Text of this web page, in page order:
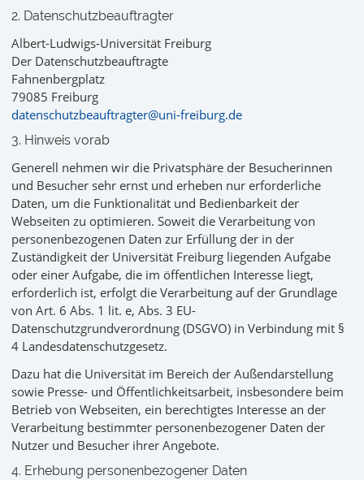
2. Datenschutzbeauftragter
Albert-Ludwigs-Universität Freiburg
Der Datenschutzbeauftragte
Fahnenbergplatz
79085 Freiburg
datenschutzbeauftragter@uni-freiburg.de
3. Hinweis vorab
Generell nehmen wir die Privatsphäre der Besucherinnen
und Besucher sehr ernst und erheben nur erforderliche
Daten, um die Funktionalität und Bedienbarkeit der
Webseiten zu optimieren. Soweit die Verarbeitung von
personenbezogenen Daten zur Erfüllung der in der
Zuständigkeit der Universität Freiburg liegenden Aufgabe
oder einer Aufgabe, die im öffentlichen Interesse liegt,
erforderlich ist, erfolgt die Verarbeitung auf der Grundlage
von Art. 6 Abs. 1 lit. e, Abs. 3 EU-
Datenschutzgrundverordnung (DSGVO) in Verbindung mit §
4 Landesdatenschutzgesetz.
Dazu hat die Universität im Bereich der Außendarstellung
sowie Presse- und Öffentlichkeitsarbeit, insbesondere beim
Betrieb von Webseiten, ein berechtigtes Interesse an der
Verarbeitung bestimmter personenbezogener Daten der
Nutzer und Besucher ihrer Angebote.
4. Erhebung personenbezogener Daten